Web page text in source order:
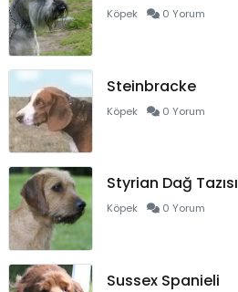
Köpek 0 Yorum
Steinbracke
Köpek 0 Yorum
Styrian Dağ Tazısı
Köpek 0 Yorum
Sussex Spanieli